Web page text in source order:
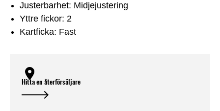
Justerbarhet: Midjejustering
Yttre fickor: 2
Kartficka: Fast
Hitta en återförsäljare